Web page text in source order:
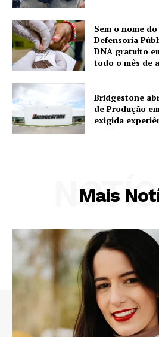
Sem o nome
Defensoria
DNA gratuito
todo o mês de
Bridgestone
de Produção
exigida
Mais